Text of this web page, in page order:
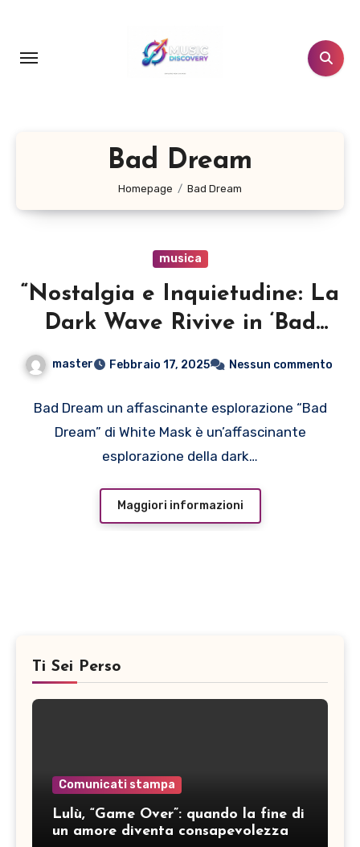
contenuto
Bad Dream
Homepage Bad Dream
musica
“Nostalgia e Inquietudine: La
Dark Wave Rivive in ‘Bad
master Febbraio 17, 2025 Nessun commento
Bad Dream un affascinante esplorazione “Bad
Dream” di White Mask è un’affascinante
esplorazione della dark…
Maggiori informazioni
Ti Sei Perso
Comunicati stampa
Lulù, “Game Over”: quando la fine di
un amore diventa consapevolezza